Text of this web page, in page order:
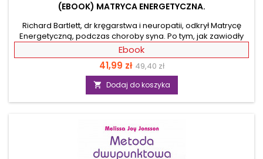
(EBOOK) MATRYCA ENERGETYCZNA.
Richard Bartlett, dr kręgarstwa i neuropatii, odkrył Matrycę
Energetyczną, podczas choroby syna. Po tym, jak zawiodły
wszystkie sposoby leczenia nauczył się czegoś, co
natychmiast uzdrowiło jego dziecko. Ten „cud” zaczął
tłumaczyć w oparciu o fizykę kwantową. Energia Matrycy
Energetycznej uwalnia siłę, która tkwi w każdym z nas i
przeobraża nasze istnienie. Opisane w książce techniki
wpłyną na Twój sposób postrzegania, który może gruntownie
Ebook
Cena
41,99 zł Cena
podstawowa
49,40 zł
 Dodaj do koszyka